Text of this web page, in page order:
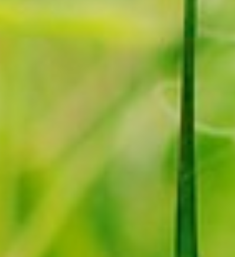
pour explorer la nature avec les enfants